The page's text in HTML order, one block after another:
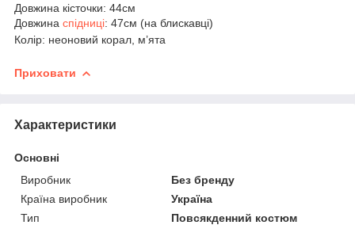
Довжина кісточки: 44см
Довжина спідниці: 47см (на блискавці)
Колір: неоновий корал, м’ята
Приховати
Характеристики
Основні
Виробник
Без бренду
Країна виробник
Україна
Тип
Повсякденний костюм